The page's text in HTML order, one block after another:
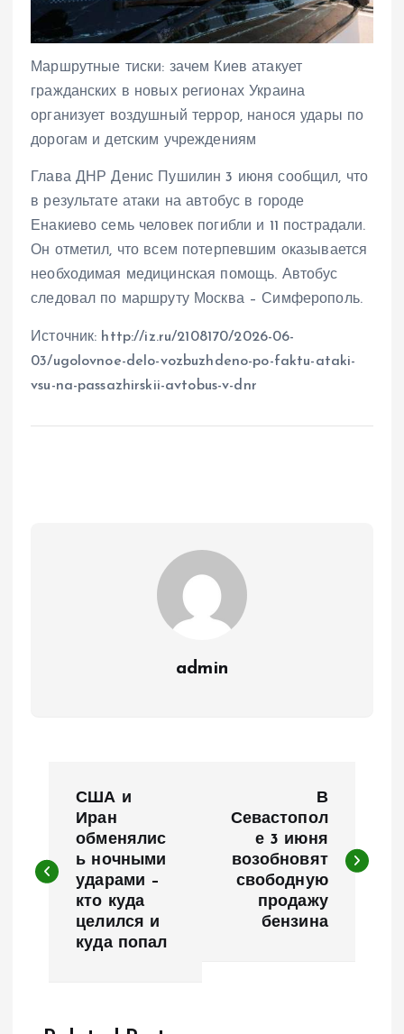
Маршрутные тиски: зачем Киев атакует
гражданских в новых регионах Украина
организует воздушный террор, нанося удары по
дорогам и детским учреждениям
Глава ДНР Денис Пушилин 3 июня сообщил, что
в результате атаки на автобус в городе
Енакиево семь человек погибли и 11 пострадали.
Он отметил, что всем потерпевшим оказывается
необходимая медицинская помощь. Автобус
следовал по маршруту Москва – Симферополь.
Источник: http://iz.ru/2108170/2026-06-
03/ugolovnoe-delo-vozbuzhdeno-po-faktu-ataki-
vsu-na-passazhirskii-avtobus-v-dnr
admin
в
США и
Иран
обменялис
ь ночными
ударами –
кто куда
целился и
куда попал
В
Севастопол
е 3 июня
возобновят
свободную
продажу
бензина